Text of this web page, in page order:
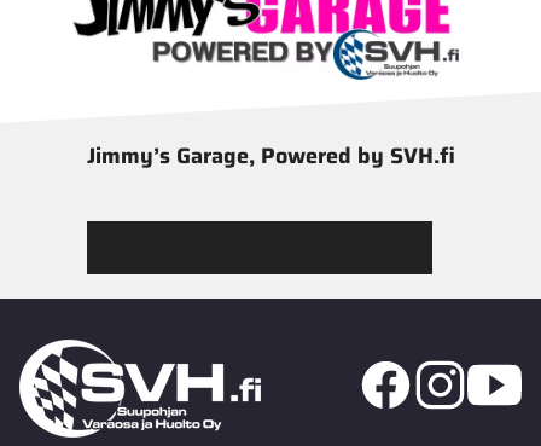
Jimmy’s Garage, Powered by SVH.fi